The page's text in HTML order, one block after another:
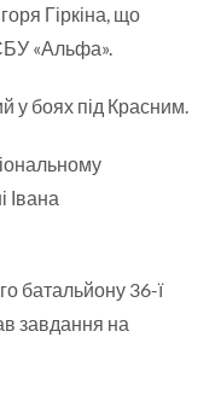
Гіркіна, що
«Альфа».
у боях під Красним.
Івана
батальйону 36-ї
завдання на